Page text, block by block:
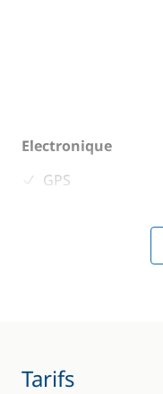
Electronique
GPS
Générateur
Tarifs